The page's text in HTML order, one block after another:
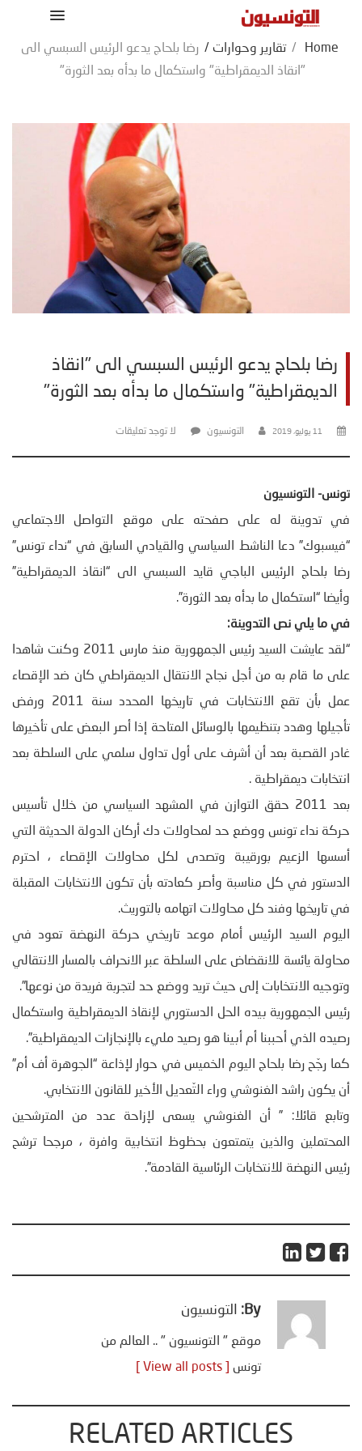
Home
/ تقارير وحوارات / رضا بلحاج يدعو الرئيس السبسي الى
"انقاذ الديمقراطية" واستكمال ما بدأه بعد الثورة"
رضا بلحاج يدعو الرئيس السبسي الى "انقاذ
الديمقراطية" واستكمال ما بدأه بعد الثورة"
11 يوليو، 2019 التونسيون لا توجد تعليقات
تونس- التونسيون
في تدوينة له على صفحته على موقع التواصل الاجتماعي
“فيسبوك” دعا الناشط السياسي والقيادي السابق في “نداء تونس”
رضا بلحاج الرئيس الباجي قايد السبسي الى “انقاذ الديمقراطية”
وأيضا “استكمال ما بدأه بعد الثورة”.
في ما يلي نص التدوينة:
“لقد عايشت السيد رئيس الجمهورية منذ مارس 2011 وكنت شاهدا
على ما قام به من أجل نجاح الانتقال الديمقراطي كان ضد الإقصاء
عمل بأن تقع الانتخابات في تاريخها المحدد سنة 2011 ورفض
تأجيلها وهدد بتنظيمها بالوسائل المتاحة إذا أصر البعض على تأخيرها
غادر القصبة بعد أن أشرف على أول تداول سلمي على السلطة بعد
انتخابات ديمقراطية .
بعد 2011 حقق التوازن في المشهد السياسي من خلال تأسيس
حركة نداء تونس ووضع حد لمحاولات دك أركان الدولة الحديثة التي
أسسها الزعيم بورقيبة وتصدى لكل محاولات الإقصاء ، احترم
الدستور في كل مناسبة وأصر كعادته بأن تكون الانتخابات المقبلة
في تاريخها وفند كل محاولات اتهامه بالتوريث.
اليوم السيد الرئيس أمام موعد تاريخي حركة النهضة تعود في
محاولة يائسة للانقضاض على السلطة عبر الانحراف بالمسار الانتقالي
وتوجيه الانتخابات إلى حيث تريد ووضع حد لتجربة فريدة من نوعها”.
رئيس الجمهورية بيده الحل الدستوري لإنقاذ الديمقراطية واستكمال
رصيده الذي أحببنا أم أبينا هو رصيد مليء بالإنجازات الديمقراطية”.
كما رجّح رضا بلحاج اليوم الخميس في حوار لإذاعة “الجوهرة أف أم”
أن يكون راشد الغنوشي وراء التّعديل الأخير للقانون الانتخابي.
وتابع قائلا: ” أن الغنوشي يسعى لإزاحة عدد من المترشحين
المحتملين والذين يتمتعون بحظوظ انتخابية وافرة ، مرجحا ترشح
رئيس النهضة للانتخابات الرئاسية القادمة”.
By: التونسيون
موقع " التونسيون " .. العالم من
تونس
RELATED ARTICLES